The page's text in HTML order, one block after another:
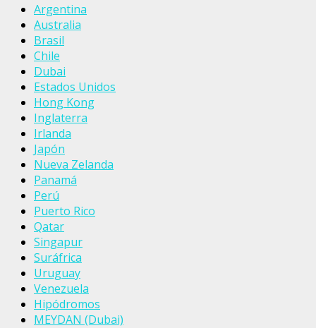
Argentina
Australia
Brasil
Chile
Dubai
Estados Unidos
Hong Kong
Inglaterra
Irlanda
Japón
Nueva Zelanda
Panamá
Perú
Puerto Rico
Qatar
Singapur
Suráfrica
Uruguay
Venezuela
Hipódromos
MEYDAN (Dubai)